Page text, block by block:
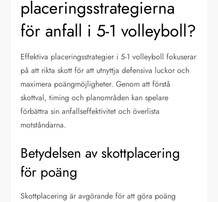
placeringsstrategierna
för anfall i 5-1 volleyboll?
Effektiva placeringsstrategier i 5-1 volleyboll fokuserar
på att rikta skott för att utnyttja defensiva luckor och
maximera poängmöjligheter. Genom att förstå
skottval, timing och planområden kan spelare
förbättra sin anfallseffektivitet och överlista
motståndarna.
Betydelsen av skottplacering
för poäng
Skottplacering är avgörande för att göra poäng